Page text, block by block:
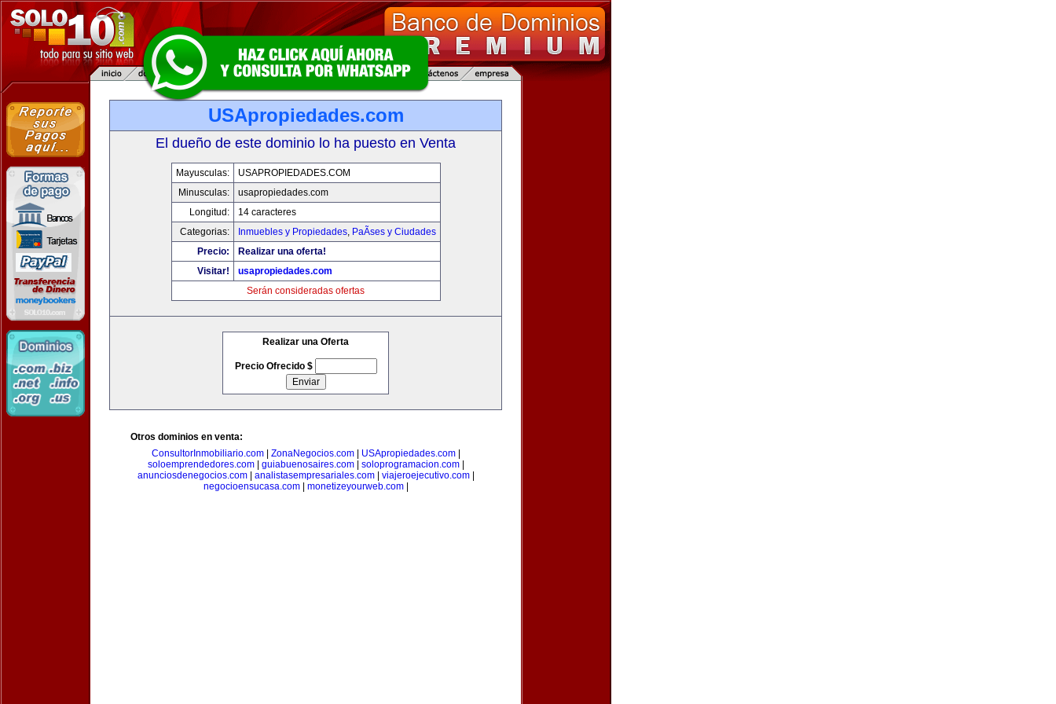
USApropiedades.com
El dueño de este dominio lo ha puesto en Venta
Mayusculas:
USAPROPIEDADES.COM
Minusculas:
usapropiedades.com
Longitud:
14 caracteres
Categorias:
Inmuebles y Propiedades, PaÃ­ses y Ciudades
Precio:
Realizar una oferta!
Visitar!
usapropiedades.com
Serán consideradas ofertas
Realizar una Oferta
Precio Ofrecido $
Otros dominios en venta:
ConsultorInmobiliario.com| ZonaNegocios.com| USApropiedades.com|
soloemprendedores.com| guiabuenosaires.com| soloprogramacion.com|
anunciosdenegocios.com| analistasempresariales.com| viajeroejecutivo.com|
negocioensucasa.com| monetizeyourweb.com|